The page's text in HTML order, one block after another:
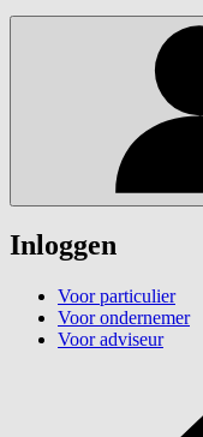
Inloggen
Voor particulier
Voor ondernemer
Voor adviseur